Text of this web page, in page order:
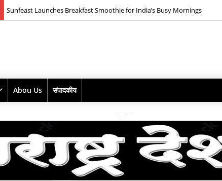
*ABD Maestro goes pink with the launch of ZOYA PINK Mix Berries Gin*
Abou Us संपादकीय